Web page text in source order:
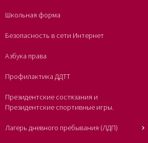
Школьная форма
Безопасность в сети Интернет
Азбука права
Профилактика ДДТТ
Президентские состязания и
Президентские спортивные игры.
Лагерь дневного пребывания (ЛДП)